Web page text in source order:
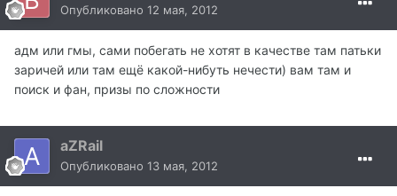
Опубликовано 12 мая, 2012
адм или гмы, сами побегать не хотят в качестве там патьки
заричей или там ещё какой-нибуть нечести) вам там и
поиск и фан, призы по сложности
aZRail
Опубликовано 13 мая, 2012